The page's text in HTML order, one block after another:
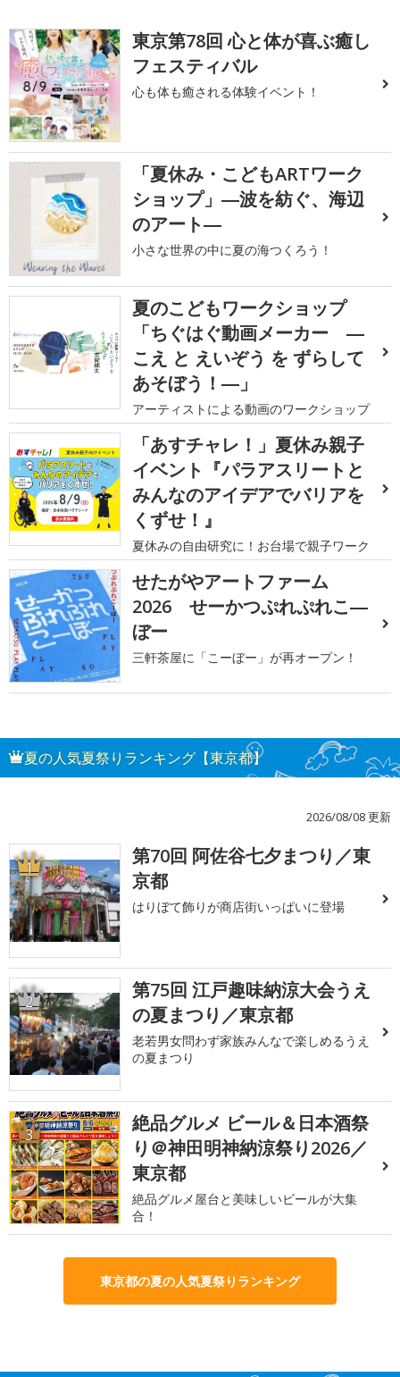
東京第78回 心と体が喜ぶ癒し
フェスティバル
心も体も癒される体験イベント！
「夏休み・こどもARTワーク
ショップ」―波を紡ぐ、海辺
のアート―
小さな世界の中に夏の海つくろう！
夏のこどもワークショップ
「ちぐはぐ動画メーカー ―
こえ と えいぞう を ずらして
あそぼう！―」
アーティストによる動画のワークショップ
「あすチャレ！」夏休み親子
イベント『パラアスリートと
みんなのアイデアでバリアを
くずせ！』
夏休みの自由研究に！お台場で親子ワーク
せたがやアートファーム
2026 せーかつぷれぷれこ―
ぼー
三軒茶屋に「こーぼー」が再オープン！
夏の人気夏祭りランキング【東京都】
2026/08/08 更新
1
第70回 阿佐谷七夕まつり／東
京都
はりぼて飾りが商店街いっぱいに登場
2
第75回 江戸趣味納涼大会うえ
の夏まつり／東京都
老若男女問わず家族みんなで楽しめるうえ
の夏まつり
3
絶品グルメ ビール＆日本酒祭
り＠神田明神納涼祭り2026／
東京都
絶品グルメ屋台と美味しいビールが大集
合！
東京都の夏の人気夏祭りランキング